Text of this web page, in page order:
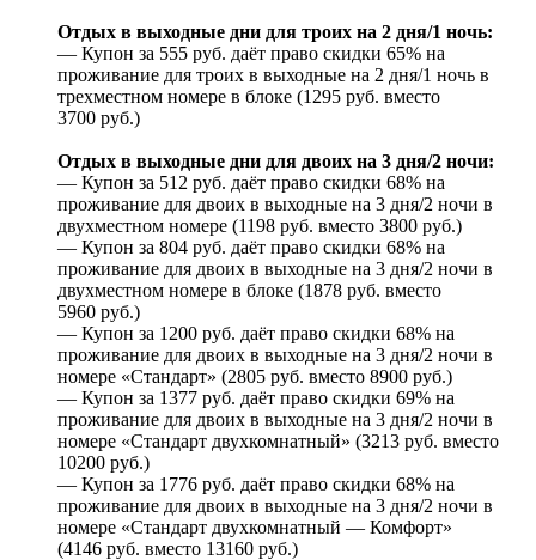
Отдых в выходные дни для троих на 2 дня/1 ночь:
— Купон за 555 руб. даёт право скидки 65% на
проживание для троих в выходные на 2 дня/1 ночь в
трехместном номере в блоке (1295 руб. вместо
3700 руб.)
Отдых в выходные дни для двоих на 3 дня/2 ночи:
— Купон за 512 руб. даёт право скидки 68% на
проживание для двоих в выходные на 3 дня/2 ночи в
двухместном номере (1198 руб. вместо 3800 руб.)
— Купон за 804 руб. даёт право скидки 68% на
проживание для двоих в выходные на 3 дня/2 ночи в
двухместном номере в блоке (1878 руб. вместо
5960 руб.)
— Купон за 1200 руб. даёт право скидки 68% на
проживание для двоих в выходные на 3 дня/2 ночи в
номере «Стандарт» (2805 руб. вместо 8900 руб.)
— Купон за 1377 руб. даёт право скидки 69% на
проживание для двоих в выходные на 3 дня/2 ночи в
номере «Стандарт двухкомнатный» (3213 руб. вместо
10200 руб.)
— Купон за 1776 руб. даёт право скидки 68% на
проживание для двоих в выходные на 3 дня/2 ночи в
номере «Стандарт двухкомнатный — Комфорт»
(4146 руб. вместо 13160 руб.)